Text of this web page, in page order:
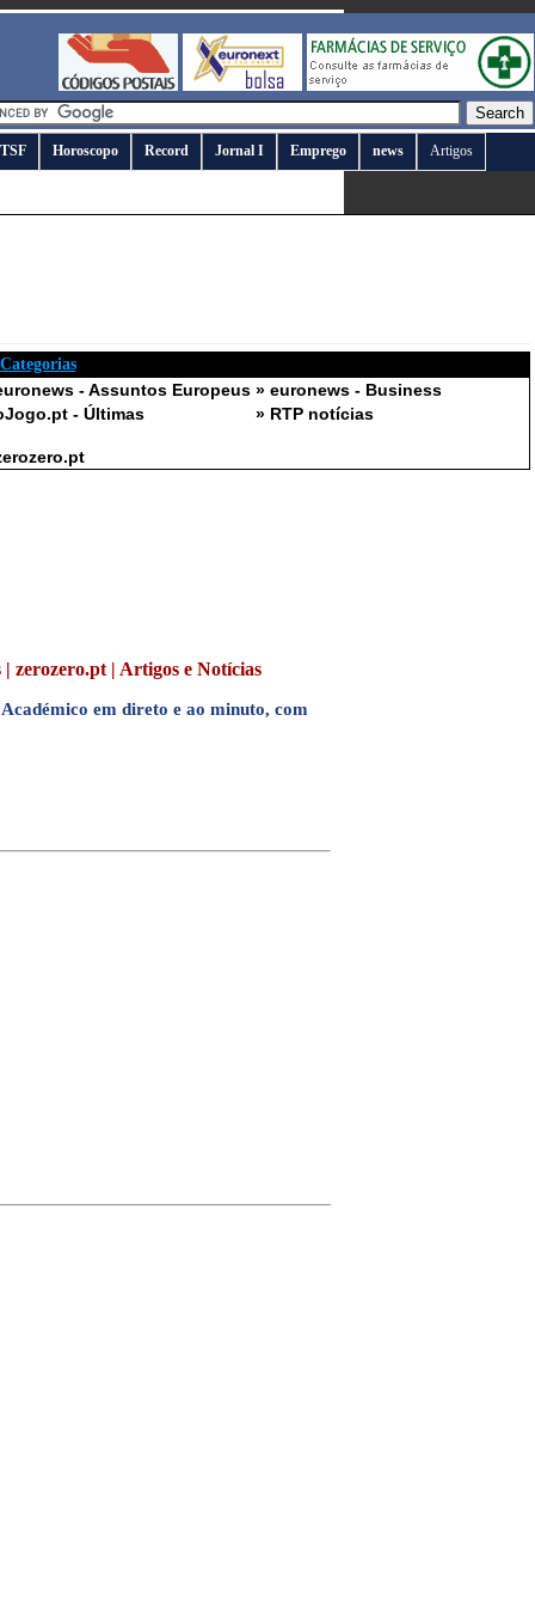
TSF Horoscopo Record Jornal I Emprego news Artigos
- Assuntos Europeus » euronews - Business
- Últimas » RTP notícias
zerozero.pt | Artigos e Notícias
em direto e ao minuto, com